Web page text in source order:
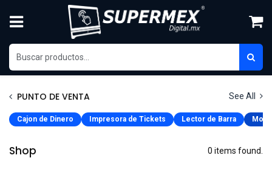
PUNTO DE VENTA See All
Cajon de Dinero Impresora de Tickets Lector de Barra
Shop 0 items found.